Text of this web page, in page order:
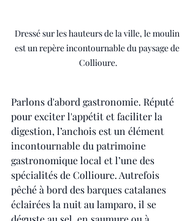
Dressé sur les hauteurs de la ville, le moulin
est un repère incontournable du paysage de
Collioure.
Parlons d'abord gastronomie. Réputé
pour exciter l'appétit et faciliter la
digestion, l’anchois est un élément
incontournable du patrimoine
gastronomique local et l’une des
spécialités de Collioure. Autrefois
pêché à bord des barques catalanes
éclairées la nuit au lamparo, il se